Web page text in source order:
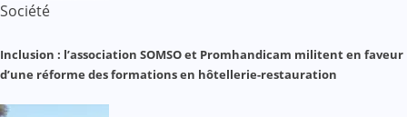
Société
Inclusion : l’association SOMSO et Promhandicam militent en faveur
d’une réforme des formations en hôtellerie-restauration